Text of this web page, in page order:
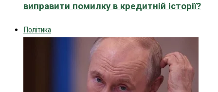
виправити помилку в кредитній історії?
Політика